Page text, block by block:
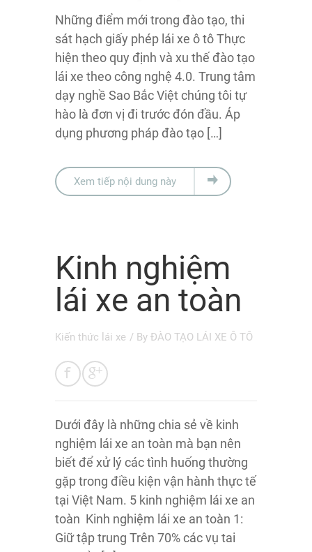
Những điểm mới trong đào tạo, thi
sát hạch giấy phép lái xe ô tô Thực
hiện theo quy định và xu thế đào tạo
lái xe theo công nghệ 4.0. Trung tâm
dạy nghề Sao Bắc Việt chúng tôi tự
hào là đơn vị đi trước đón đầu. Áp
dụng phương pháp đào tạo […]
Xem tiếp nội dung này
Kinh nghiệm
lái xe an toàn
Kiến thức lái xe / By ĐÀO TẠO LÁI XE Ô TÔ
Dưới đây là những chia sẻ về kinh
nghiệm lái xe an toàn mà bạn nên
biết để xử lý các tình huống thường
gặp trong điều kiện vận hành thực tế
tại Việt Nam. 5 kinh nghiệm lái xe an
toàn Kinh nghiệm lái xe an toàn 1:
Giữ tập trung Trên 70% các vụ tai